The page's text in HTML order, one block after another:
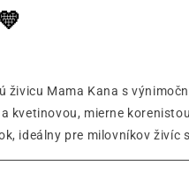
živicu Mama Kana s
kvetinovou, mierne
ideálny pre milovníkov živíc